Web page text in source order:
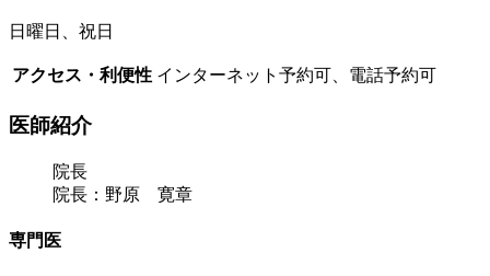
日曜日、祝日
アクセス・利便性 インターネット予約可、電話予約可
医師紹介
院長
院長：野原 寛章
専門医